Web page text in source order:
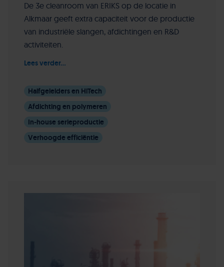
De 3e cleanroom van ERIKS op de locatie in
Alkmaar geeft extra capaciteit voor de productie
van industriële slangen, afdichtingen en R&D
activiteiten.
Lees verder...
Halfgeleiders en HiTech
Afdichting en polymeren
In-house serieproductie
Verhoogde efficiëntie